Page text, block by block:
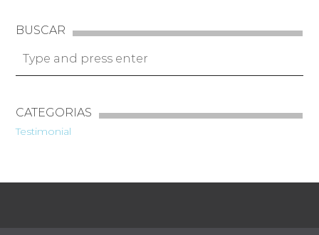
BUSCAR
CATEGORIAS
Testimonial